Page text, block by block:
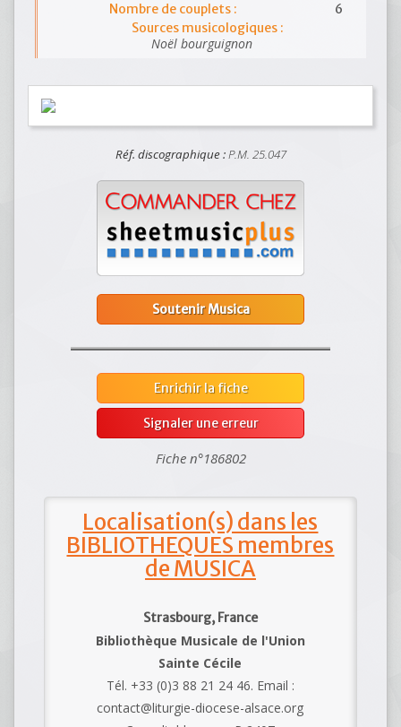
Nombre de couplets :
6
Sources musicologiques :
Noël bourguignon
Réf. discographique :P.M. 25.047
Soutenir Musica
Enrichir la fiche
Signaler une erreur
Fiche n°186802
Localisation(s) dans les
BIBLIOTHEQUES membres
de MUSICA
Strasbourg, France
Bibliothèque Musicale de l'Union
Sainte Cécile
Tél. +33 (0)3 88 21 24 46. Email :
contact@liturgie-diocese-alsace.org